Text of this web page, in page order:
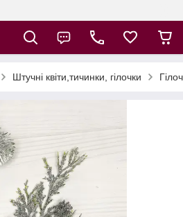
Штучні квіти,тичинки, гілочки